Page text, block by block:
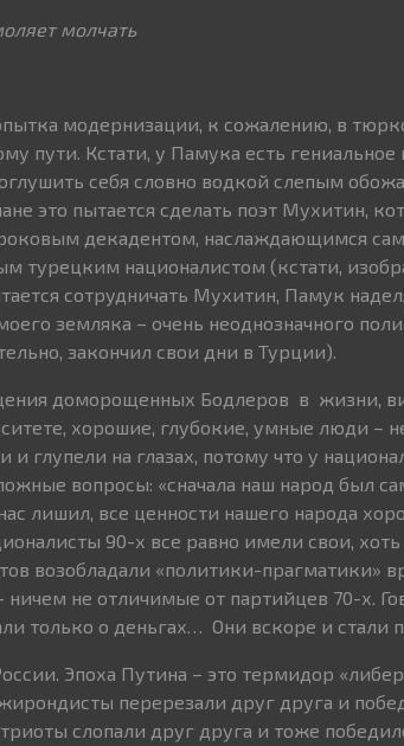
молчать
модернизации, к сожалению, в
пути. Кстати, у Памука есть
себя словно водкой слепым
это пытается сделать поэт Мухитин,
декадентом, наслаждающимся
турецким националистом (кстати,
сотрудничать Мухитин, Памук
земляка – очень неоднозначного
закончил свои дни в Турции).
доморощенных Бодлеров в жизни,
хорошие, глубокие, умные люди –
и глупели на глазах, потому что у
вопросы: «сначала наш народ был
лишил, все ценности нашего народа
90-х все равно имели свои,
возобладали «политики-прагматики»
не отличимые от партийцев 70-х.
только о деньгах… Они вскоре и стали
Эпоха Путина – это термидор
перерезали друг друга и
слопали друг друга и тоже